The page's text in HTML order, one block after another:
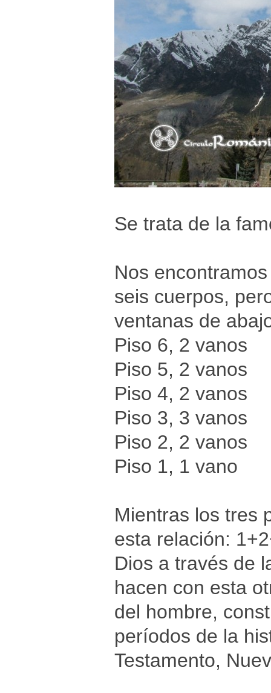
Se trata de la
Nos
seis cuerpos,
ventanas de
Piso 6, 2 vanos
Piso 5, 2 vanos
Piso 4, 2 vanos
Piso 3, 3 vanos
Piso 2, 2 vanos
Piso 1, 1 vano
Mientras los tres
esta relación:
Dios a través de
hacen con esta
del hombre,
períodos de la
Testamento,